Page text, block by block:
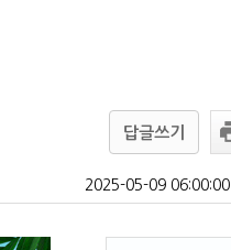
답글쓰기
2025-05-09 06:00:00